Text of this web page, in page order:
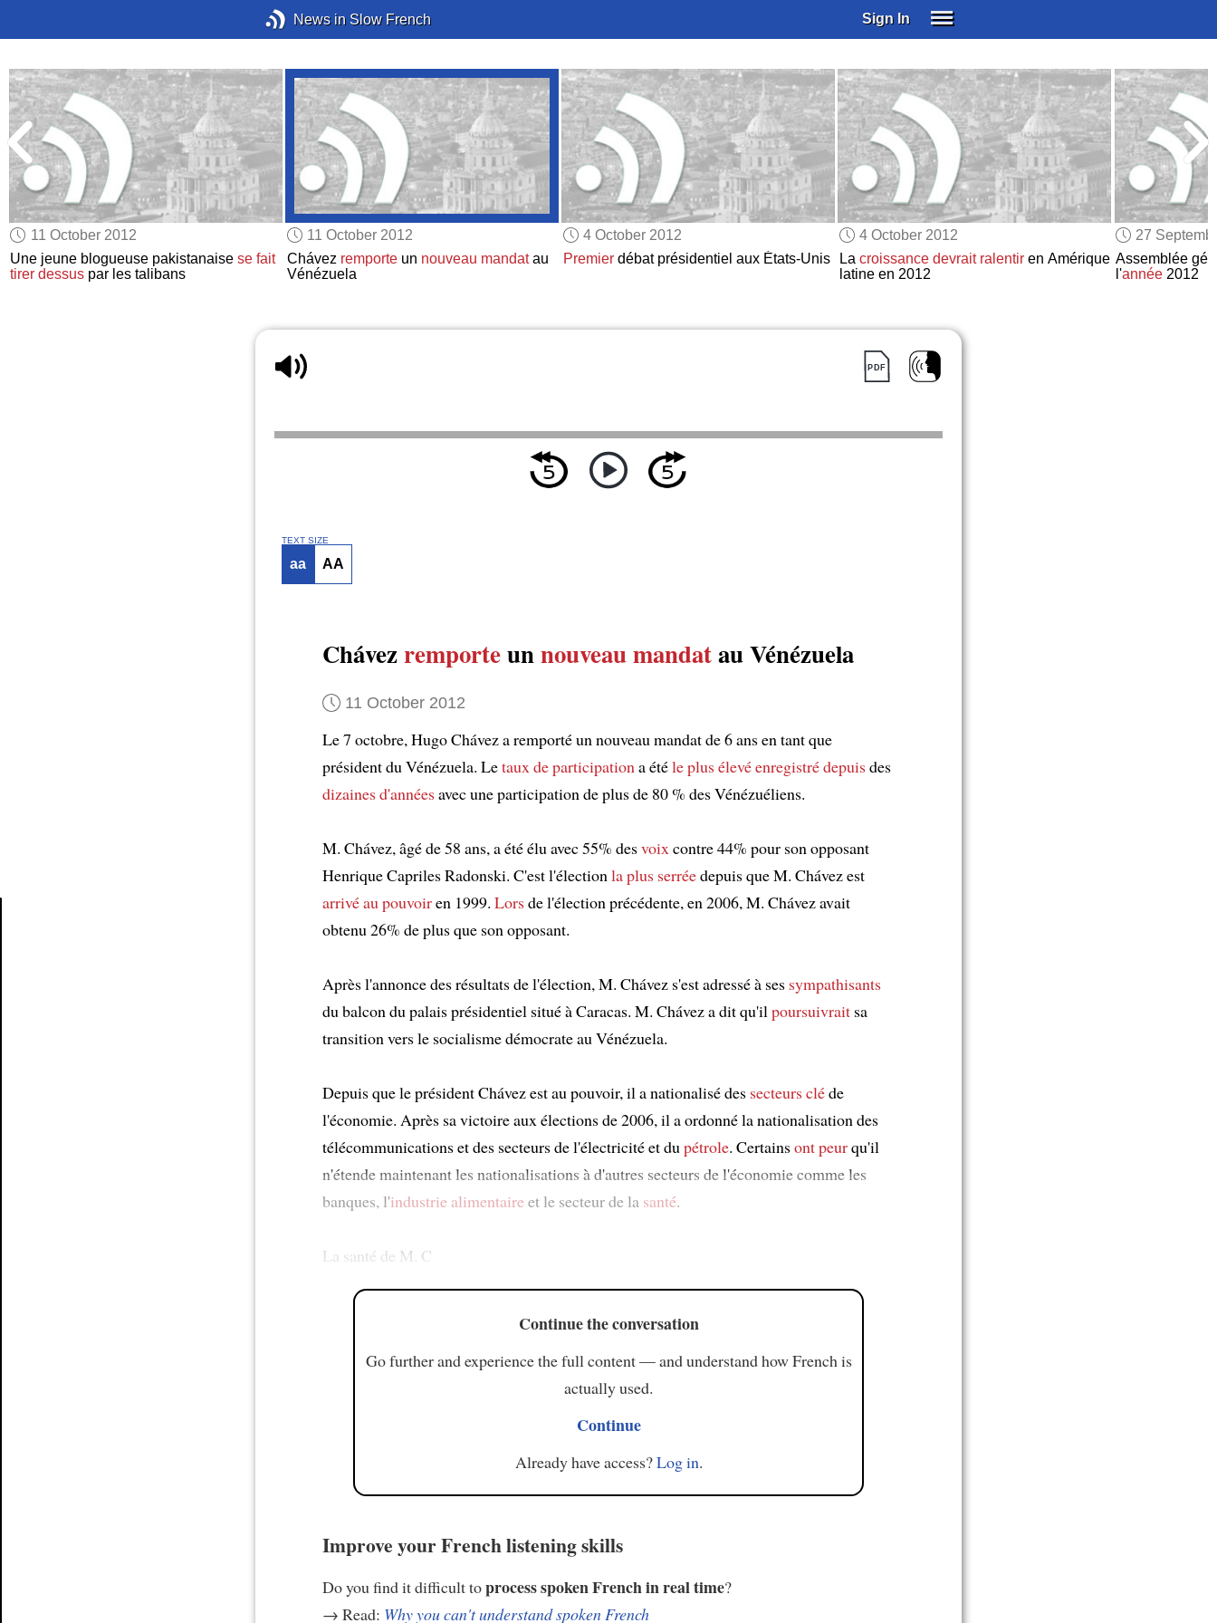
News in Slow French Sign In
SUBSCRIBE
EDUCATIONAL LICENSES
GIFT CARDS
OTHER LANGUAGES
ABOUT US
ALEXA
ADJUST COLORS
11 October 2012
Une jeune blogueuse pakistanaisese fait
tirer dessus par les talibans
11 October 2012
Chávez remporteun nouveau mandatau
Vénézuela
4 October 2012
Premierdébat présidentiel aux États-Unis
4 October 2012
La croissance devrait ralentiren Amérique
latine en 2012
27
Assemblée
l'année 2012
TEXT SIZE
aa AA
Chávezremporteunnouveau mandatau Vénézuela
11 October 2012
Le 7 octobre, Hugo Chávez a remporté un nouveau mandat de 6 ans en tant que
président du Vénézuela. Letaux de participationa étéle plus élevé enregistrédepuisdes
dizaines d'annéesavec une participation de plus de 80 % des Vénézuéliens.
M. Chávez, âgé de 58 ans, a été élu avec 55% desvoixcontre 44% pour son opposant
Henrique Capriles Radonski. C'est l'électionla plus serréedepuis que M. Chávez est
arrivé au pouvoiren 1999. Lorsde l'élection précédente, en 2006, M. Chávez avait
obtenu 26% de plus que son opposant.
Après l'annonce des résultats de l'élection, M. Chávez s'est adressé à ses sympathisants
du balcon du palais présidentiel situé à Caracas. M. Chávez a dit qu'ilpoursuivrait sa
transition vers le socialisme démocrate au Vénézuela.
Depuis que le président Chávez est au pouvoir, il a nationalisé des secteurs cléde
l'économie. Après sa victoire aux élections de 2006, il a ordonné la nationalisation des
télécommunications et des secteurs de l'électricité et dupétrole. Certainsont peurqu'il
n'étende maintenant les nationalisations à d'autres secteurs de l'économie comme les
banques, l'industrie alimentaireet le secteur de la santé.
La santé de M. C
Continue the conversation
Go further and experience the full content — and understand how French is
actually used.
Continue
Already have access?Log in.
Improve your French listening skills
Do you find it difficult toprocess spoken French in real time?
→ Read: Why you can't understand spoken French